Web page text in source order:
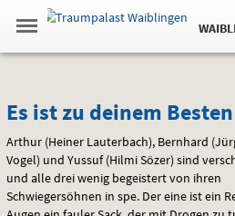
Springe
zum
,zum
.
Navigation
Gehe
zur
Standortauswahl
Hinweis
Es
ist
zu
Es ist zu deinem Besten
Arthur (Heiner Lauterbach), Bernhard
Vogel) und Yussuf (Hilmi Sözer) sind
und alle drei wenig begeistert von ihren
Schwiegersöhnen in spe. Der eine ist ein